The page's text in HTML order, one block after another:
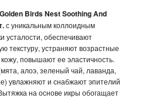
Birds Nest Soothing And
с уникальным коллоидным
усталости, обеспечивают
текстуру, устраняют возрастные
повышают ее эластичность.
алоэ, зеленый чай, лаванда,
увлажняют и снабжают эпителий
на основе икры обогащает